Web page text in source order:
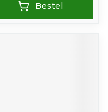
Bestel